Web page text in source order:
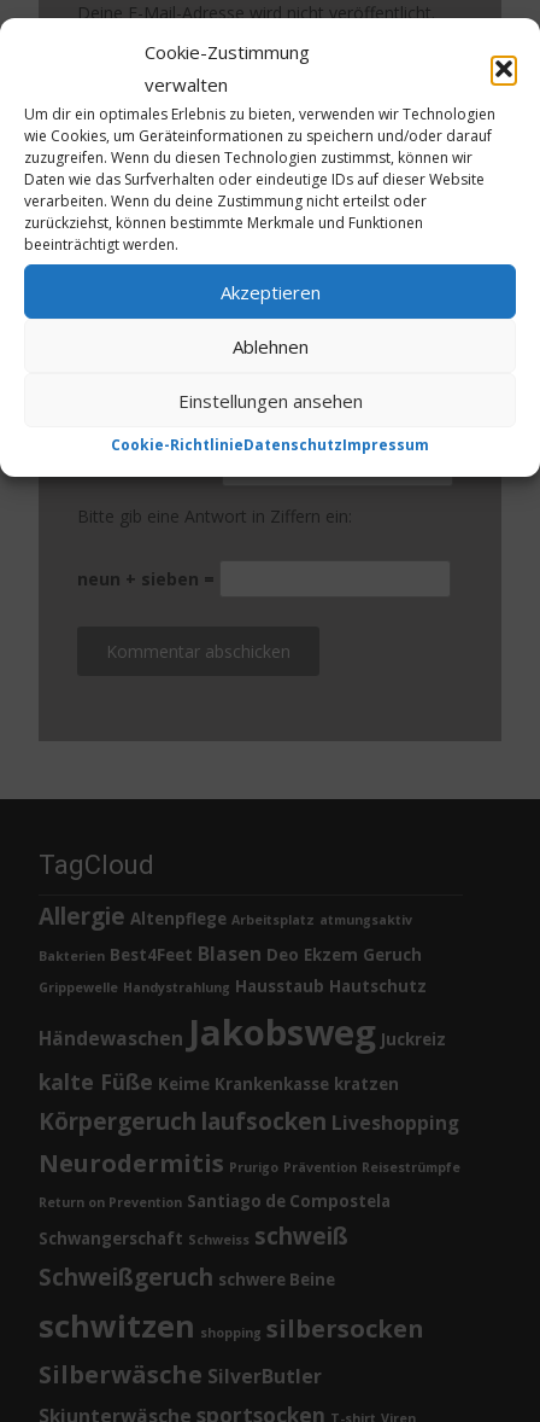
Cookie-Zustimmung
verwalten
Um dir ein optimales Erlebnis zu bieten, verwenden wir Technologien
wie Cookies, um Geräteinformationen zu speichern und/oder darauf
zuzugreifen. Wenn du diesen Technologien zustimmst, können wir
Daten wie das Surfverhalten oder eindeutige IDs auf dieser Website
verarbeiten. Wenn du deine Zustimmung nicht erteilst oder
zurückziehst, können bestimmte Merkmale und Funktionen
beeinträchtigt werden.
Akzeptieren
Ablehnen
Einstellungen ansehen
Cookie-RichtlinieDatenschutzImpressum
Deine E-Mail-Adresse wird nicht veröffentlicht.
Erforderliche Felder sind mit
Kommentar*
Bitte gib eine Antwort in Ziffern ein:
neun + sieben =
TagCloud
Allergie Altenpflege Arbeitsplatz atmungsaktiv
Bakterien Best4Feet Blasen Deo Ekzem Geruch
Grippewelle Handystrahlung Hausstaub Hautschutz
Händewaschen Jakobsweg Juckreiz
kalte Füße Keime Krankenkasse kratzen
Körpergeruch laufsocken Liveshopping
Neurodermitis Prurigo Prävention Reisestrümpfe
Return on Prevention Santiago de Compostela
Schwangerschaft Schweiss schweiß
Schweißgeruch schwere Beine
schwitzen shopping silbersocken
Silberwäsche SilverButler
Skiunterwäsche sportsocken T-shirt Viren